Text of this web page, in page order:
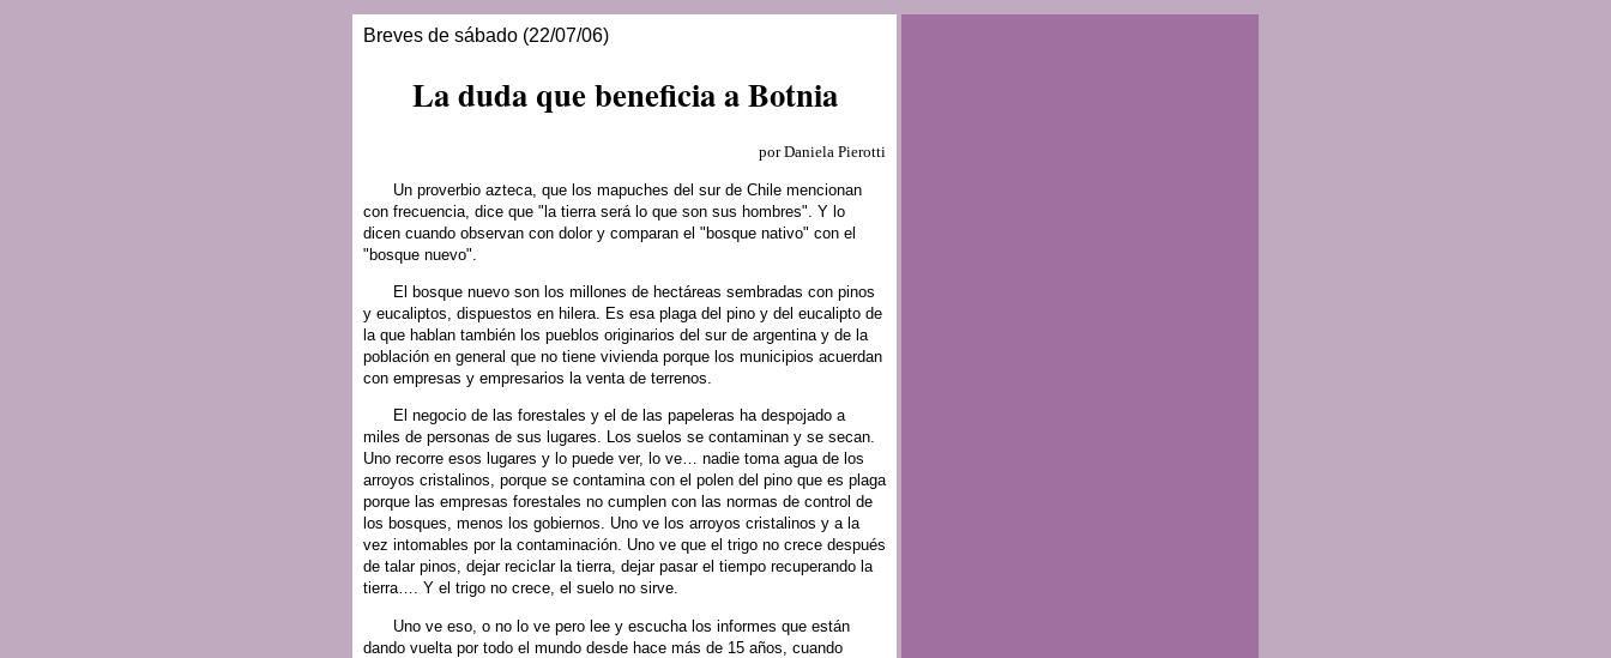
Breves de sábado (22/07/06)
La duda que beneficia a Botnia
por Daniela Pierotti
Un proverbio azteca, que los mapuches del sur de Chile mencionan
con frecuencia, dice que "la tierra será lo que son sus hombres". Y lo
dicen cuando observan con dolor y comparan el "bosque nativo" con el
"bosque nuevo".
El bosque nuevo son los millones de hectáreas sembradas con pinos
y eucaliptos, dispuestos en hilera. Es esa plaga del pino y del eucalipto de
la que hablan también los pueblos originarios del sur de argentina y de la
población en general que no tiene vivienda porque los municipios acuerdan
con empresas y empresarios la venta de terrenos.
El negocio de las forestales y el de las papeleras ha despojado a
miles de personas de sus lugares. Los suelos se contaminan y se secan.
Uno recorre esos lugares y lo puede ver, lo ve… nadie toma agua de los
arroyos cristalinos, porque se contamina con el polen del pino que es plaga
porque las empresas forestales no cumplen con las normas de control de
los bosques, menos los gobiernos. Uno ve los arroyos cristalinos y a la
vez intomables por la contaminación. Uno ve que el trigo no crece después
de talar pinos, dejar reciclar la tierra, dejar pasar el tiempo recuperando la
tierra…. Y el trigo no crece, el suelo no sirve.
Uno ve eso, o no lo ve pero lee y escucha los informes que están
dando vuelta por todo el mundo desde hace más de 15 años, cuando